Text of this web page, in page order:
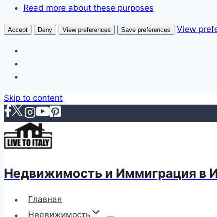
Read more about these purposes
Accept Deny View preferences Save preferences View
Skip to content
Недвижимость и Иммиграция в
Главная
Недвижимость